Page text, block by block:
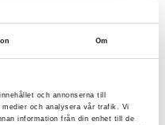
Om
och annonserna till
och analysera vår trafik. Vi
information från din enhet till de
oss